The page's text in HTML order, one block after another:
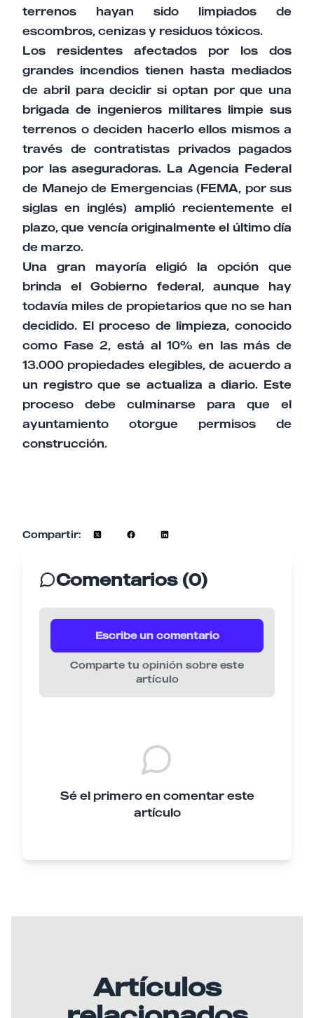
terrenos hayan sido limpiados de
escombros, cenizas y residuos tóxicos.
Los residentes afectados por los dos
grandes incendios tienen hasta mediados
de abril para decidir si optan por que una
brigada de ingenieros militares limpie sus
terrenos o deciden hacerlo ellos mismos a
través de contratistas privados pagados
por las aseguradoras. La Agencia Federal
de Manejo de Emergencias (FEMA, por sus
siglas en inglés) amplió recientemente el
plazo, que vencía originalmente el último día
de marzo.
Una gran mayoría eligió la opción que
brinda el Gobierno federal, aunque hay
todavía miles de propietarios que no se han
decidido. El proceso de limpieza, conocido
como Fase 2, está al 10% en las más de
13.000 propiedades elegibles, de acuerdo a
un registro que se actualiza a diario. Este
proceso debe culminarse para que el
ayuntamiento otorgue permisos de
construcción.
Compartir:
Comentarios (0)
Escribe un comentario
Comparte tu opinión sobre este
artículo
Sé el primero en comentar este
artículo
Artículos